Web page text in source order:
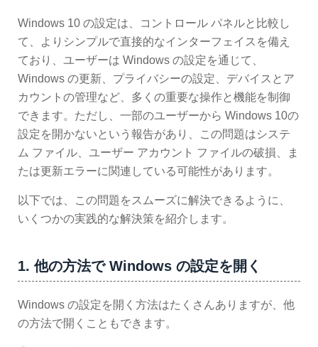
Windows 10 の設定は、コントロール パネルと比較し
て、よりシンプルで直接的なインターフェイスを備え
ており、ユーザーは Windows の設定を通じて、
Windows の更新、プライバシーの設定、デバイスとア
カウントの管理など、多くの重要な操作と機能を制御
できます。ただし、一部のユーザーから Windows 10の
設定を開かないという報告があり、この問題はシステ
ム ファイル、ユーザー アカウント ファイルの破損、ま
たは更新エラーに関連している可能性があります。
以下では、この問題をスムーズに解決できるように、
いくつかの実践的な解決策を紹介します。
1. 他の方法で Windows の設定を開く
Windows の設定を開く方法はたくさんありますが、他
の方法で開くこともできます。